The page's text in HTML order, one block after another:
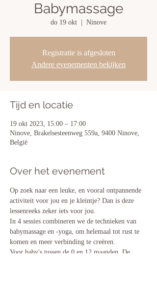
Babymassage
do 19 okt Ninove
Registratie is afgesloten
Andere evenementen bekijken
Tijd en locatie
19 okt 2023, 15:00 – 17:00
Ninove, Brakelsesteenweg 559a, 9400 Ninove,
België
Over het evenement
Op zoek naar een leuke, en vooral ontpannende
activiteit voor jou en je kleintje? Dan is deze
lessenreeks zeker iets voor jou.
In 4 sessies combineren we de technieken van
babymassage en -yoga, om helemaal tot rust te
komen en meer verbinding te creëren.
Voor baby's tussen de 0 en 12 maanden. De